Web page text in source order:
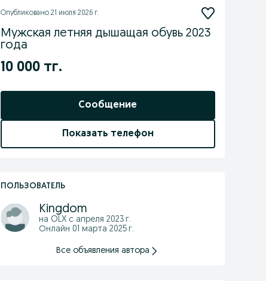
Опубликовано 21 июля 2026 г.
Мужская летняя дышащая обувь 2023
года
10 000 тг.
Сообщение
Показать телефон
ПОЛЬЗОВАТЕЛЬ
Kingdom
на OLX с апреля 2023 г.
Онлайн 01 марта 2025 г.
Все объявления автора